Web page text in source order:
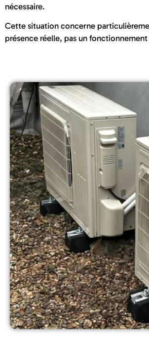
nécessaire.
Cette situation concerne
présence réelle, pas un